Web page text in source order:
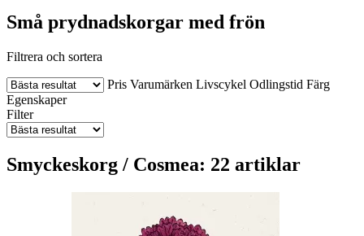
Små prydnadskorgar med frön
Filtrera och sortera
Pris Varumärken Livscykel Odlingstid Färg
Egenskaper
Filter
Smyckeskorg / Cosmea: 22 artiklar